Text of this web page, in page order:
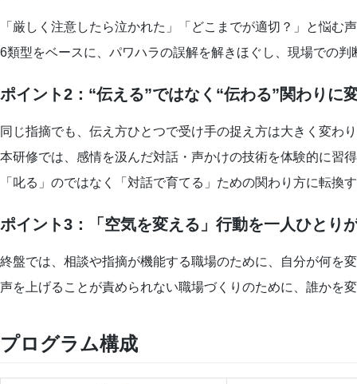
「厳しく注意したら泣かれた」「どこまでが適切？」と悩む
6類型をベースに、パワハラの誤解を解きほぐし、現場での
ポイント2：“伝える”ではなく“伝わる”関わりに
同じ指摘でも、伝え方ひとつで受け手の捉え方は大きく変わ
本研修では、感情を汲んだ対話・声かけの技術を体験的に習
「叱る」のではなく「対話で育てる」ための関わり方に転換
ポイント3：「空気を変える」行動を一人ひとり
終盤では、相談や指摘が機能する職場のために、自分が何を
声を上げることが責められない職場づくりのために、誰かを
プログラム構成